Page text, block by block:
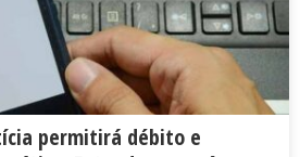
permitirá débito e